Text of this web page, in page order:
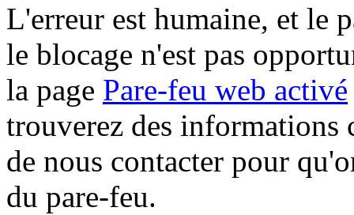
L'erreur est humaine, et le
le blocage n'est pas
la page Pare-feu web activé
trouverez des informations
de nous contacter pour
du pare-feu.